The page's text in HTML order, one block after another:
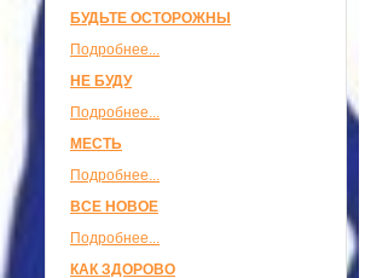
БУДЬТЕ ОСТОРОЖНЫ
Подробнее...
НЕ БУДУ
Подробнее...
МЕСТЬ
Подробнее...
ВСЕ НОВОЕ
Подробнее...
КАК ЗДОРОВО